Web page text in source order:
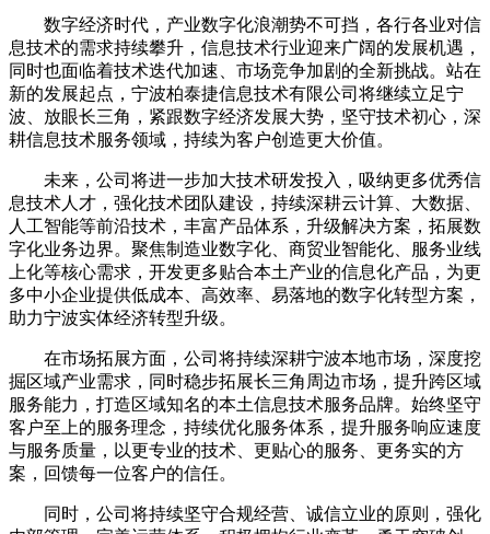
数字经济时代，产业数字化浪潮势不可挡，各行各业对信
息技术的需求持续攀升，信息技术行业迎来广阔的发展机遇，
同时也面临着技术迭代加速、市场竞争加剧的全新挑战。站在
新的发展起点，宁波柏泰捷信息技术有限公司将继续立足宁
波、放眼长三角，紧跟数字经济发展大势，坚守技术初心，深
耕信息技术服务领域，持续为客户创造更大价值。
未来，公司将进一步加大技术研发投入，吸纳更多优秀信
息技术人才，强化技术团队建设，持续深耕云计算、大数据、
人工智能等前沿技术，丰富产品体系，升级解决方案，拓展数
字化业务边界。聚焦制造业数字化、商贸业智能化、服务业线
上化等核心需求，开发更多贴合本土产业的信息化产品，为更
多中小企业提供低成本、高效率、易落地的数字化转型方案，
助力宁波实体经济转型升级。
在市场拓展方面，公司将持续深耕宁波本地市场，深度挖
掘区域产业需求，同时稳步拓展长三角周边市场，提升跨区域
服务能力，打造区域知名的本土信息技术服务品牌。始终坚守
客户至上的服务理念，持续优化服务体系，提升服务响应速度
与服务质量，以更专业的技术、更贴心的服务、更务实的方
案，回馈每一位客户的信任。
同时，公司将持续坚守合规经营、诚信立业的原则，强化